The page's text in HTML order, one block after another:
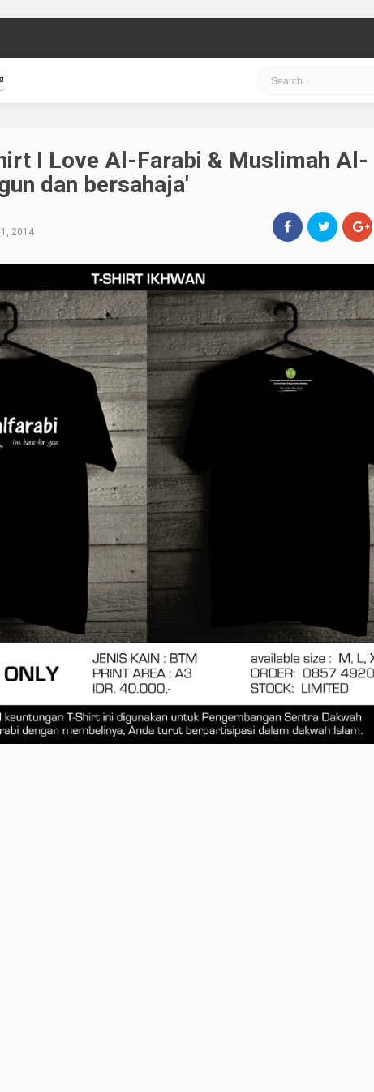
I Love Al-Farabi & Muslimah Al-
dan bersahaja'
2014